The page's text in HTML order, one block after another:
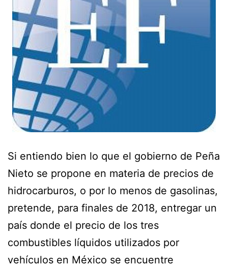
Si entiendo bien lo que el gobierno de Peña
Nieto se propone en materia de precios de
hidrocarburos, o por lo menos de gasolinas,
pretende, para finales de 2018, entregar un
país donde el precio de los tres
combustibles líquidos utilizados por
vehículos en México se encuentre